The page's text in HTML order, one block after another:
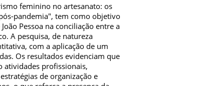
feminino no artesanato: os
pandemia", tem como objetivo
Pessoa na conciliação entre a
A pesquisa, de natureza
com a aplicação de um
Os resultados evidenciam que
atividades profissionais,
de organização e